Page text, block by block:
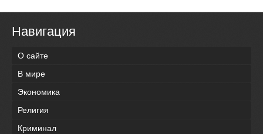
Навигация
О сайте
В мире
Экономика
Религия
Криминал